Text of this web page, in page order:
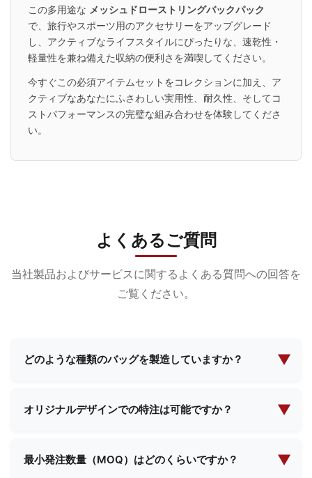
この多用途な メッシュドローストリングバックパック
で、旅行やスポーツ用のアクセサリーをアップグレード
し、アクティブなライフスタイルにぴったりな、速乾性・
軽量性を兼ね備えた収納の便利さを満喫してください。
今すぐこの必須アイテムセットをコレクションに加え、ア
クティブなあなたにふさわしい実用性、耐久性、そしてコ
ストパフォーマンスの完璧な組み合わせを体験してくださ
い。
よくあるご質問
当社製品およびサービスに関するよくある質問への回答を
ご覧ください。
どのような種類のバッグを製造していますか？ ▼
グ、機能性バッグ、スクールバッグ、ショッピング
インとカスタムソリューションの両方を提供してい
オリジナルデザインでの特注は可能ですか？ ▼
しております。お客様ご自身の設計仕様をご提供い
最小発注数量（MOQ）はどのくらいですか？ ▼